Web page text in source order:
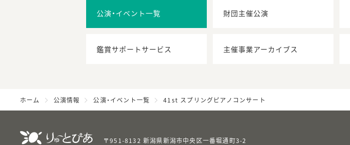
公演・イベント一覧 財団主催公演
鑑賞サポートサービス 主催事業アーカイブス
ホーム 公演情報 公演・イベント一覧 41st スプリングピアノコンサート
〒951-8132 新潟県新潟市中央区一番堀通町3-2